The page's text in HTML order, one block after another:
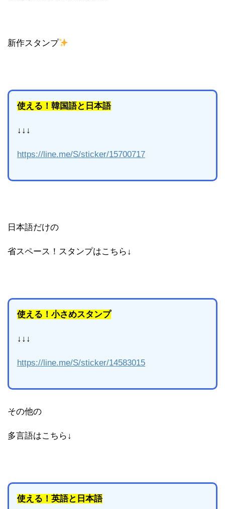
新作スタンプ
使える！韓国語と日本語
↓↓↓
https://line.me/S/sticker/15700717
日本語だけの
省スペース！スタンプはこちら↓
使える！小さめスタンプ
↓↓↓
https://line.me/S/sticker/14583015
その他の
多言語はこちら↓
使える！英語と日本語